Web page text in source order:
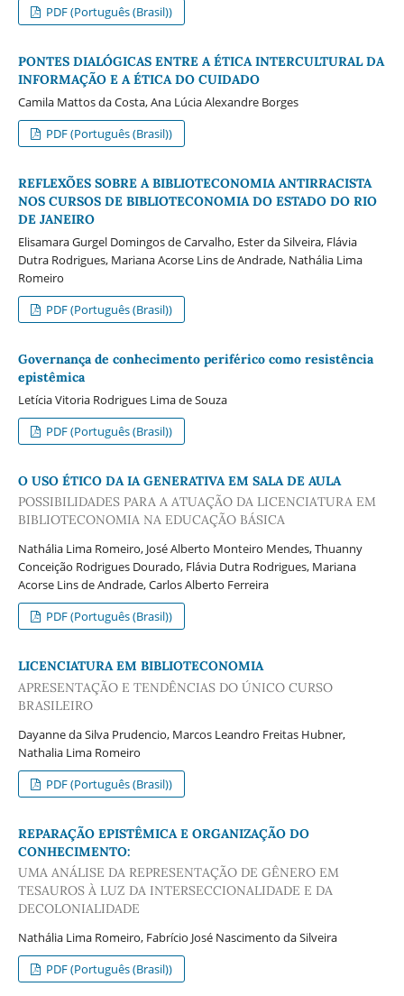
PDF (Português (Brasil))
PONTES DIALÓGICAS ENTRE A ÉTICA INTERCULTURAL DA
INFORMAÇÃO E A ÉTICA DO CUIDADO
Camila Mattos da Costa, Ana Lúcia Alexandre Borges
PDF (Português (Brasil))
REFLEXÕES SOBRE A BIBLIOTECONOMIA ANTIRRACISTA
NOS CURSOS DE BIBLIOTECONOMIA DO ESTADO DO RIO
DE JANEIRO
Elisamara Gurgel Domingos de Carvalho, Ester da Silveira, Flávia
Dutra Rodrigues, Mariana Acorse Lins de Andrade, Nathália Lima
Romeiro
PDF (Português (Brasil))
Governança de conhecimento periférico como resistência
epistêmica
Letícia Vitoria Rodrigues Lima de Souza
PDF (Português (Brasil))
O USO ÉTICO DA IA GENERATIVA EM SALA DE AULA
POSSIBILIDADES PARA A ATUAÇÃO DA LICENCIATURA EM
BIBLIOTECONOMIA NA EDUCAÇÃO BÁSICA
Nathália Lima Romeiro, José Alberto Monteiro Mendes, Thuanny
Conceição Rodrigues Dourado, Flávia Dutra Rodrigues, Mariana
Acorse Lins de Andrade, Carlos Alberto Ferreira
PDF (Português (Brasil))
LICENCIATURA EM BIBLIOTECONOMIA
APRESENTAÇÃO E TENDÊNCIAS DO ÚNICO CURSO
BRASILEIRO
Dayanne da Silva Prudencio, Marcos Leandro Freitas Hubner,
Nathalia Lima Romeiro
PDF (Português (Brasil))
REPARAÇÃO EPISTÊMICA E ORGANIZAÇÃO DO
CONHECIMENTO:
UMA ANÁLISE DA REPRESENTAÇÃO DE GÊNERO EM
TESAUROS À LUZ DA INTERSECCIONALIDADE E DA
DECOLONIALIDADE
Nathália Lima Romeiro, Fabrício José Nascimento da Silveira
PDF (Português (Brasil))